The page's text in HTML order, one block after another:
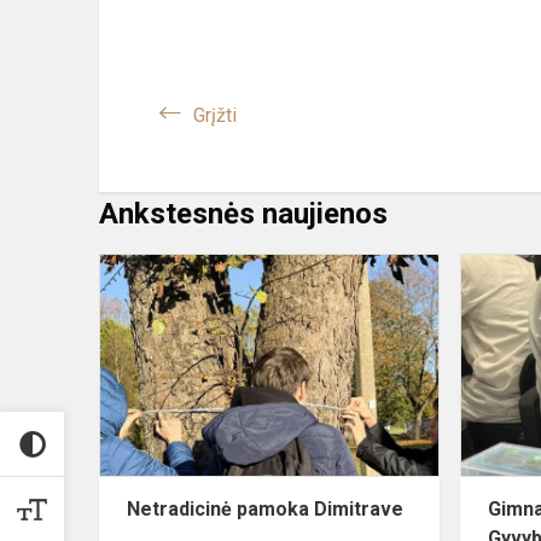
Grįžti
Ankstesnės naujienos
Netradicinė
pamoka
Dimitrave
Netradicinė pamoka Dimitrave